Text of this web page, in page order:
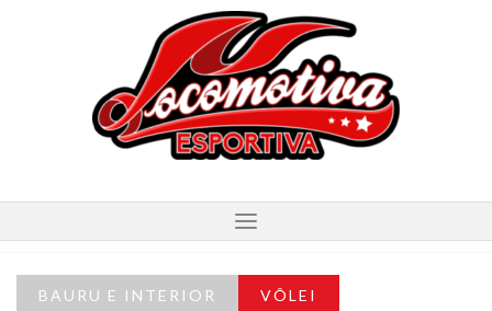
BAURU E INTERIOR VÔLEI